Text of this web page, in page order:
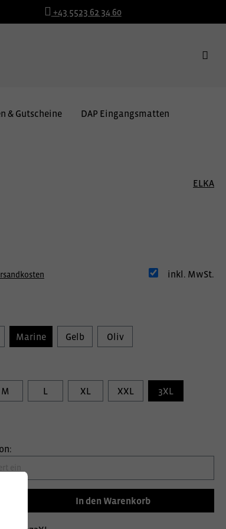
+43 5523 62 34 60
& Gutscheine DAP Eingangsmatten
ELKA
inkl. MwSt.
Marine Gelb Oliv
M L XL XXL 3XL
In den Warenkorb